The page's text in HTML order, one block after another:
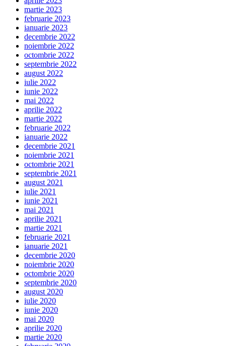
martie 2023
februarie 2023
ianuarie 2023
decembrie 2022
noiembrie 2022
octombrie 2022
septembrie 2022
august 2022
iulie 2022
iunie 2022
mai 2022
aprilie 2022
martie 2022
februarie 2022
ianuarie 2022
decembrie 2021
noiembrie 2021
octombrie 2021
septembrie 2021
august 2021
iulie 2021
iunie 2021
mai 2021
aprilie 2021
martie 2021
februarie 2021
ianuarie 2021
decembrie 2020
noiembrie 2020
octombrie 2020
septembrie 2020
august 2020
iulie 2020
iunie 2020
mai 2020
aprilie 2020
martie 2020